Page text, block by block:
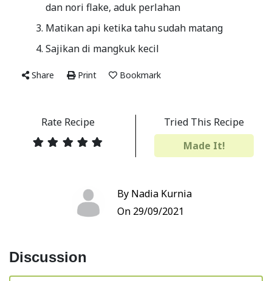
dan nori flake, aduk perlahan
Matikan api ketika tahu sudah matang
Sajikan di mangkuk kecil
Share Print Bookmark
Rate Recipe
Tried This Recipe
Made It!
By Nadia Kurnia
On 29/09/2021
Discussion